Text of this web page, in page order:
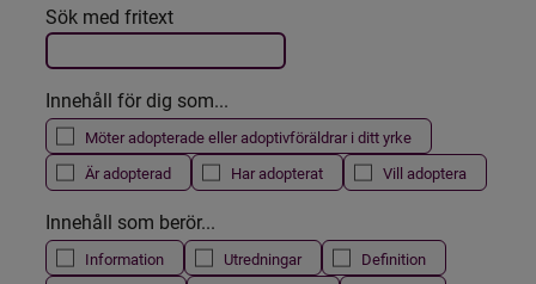
Filtrera resultatet
Det här formuläret postas automatiskt
Sök med fritext
Innehåll för dig som...
Möter adopterade eller adoptivföräldrar i ditt yrke
Är adopterad
Har adopterat Vill adoptera
Innehåll som berör...
Information Utredningar
Definition